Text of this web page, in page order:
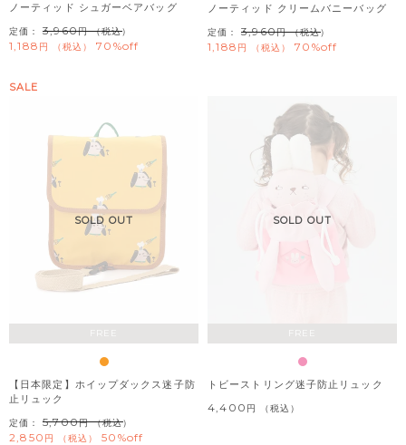
ノーティッド シュガーベアバッグ
定価： 3,960 （税込）
1,188 税込 70%off
ノーティッド クリームバニーバッグ
定価： 3,960 （税込）
1,188 税込 70%off
FREE
SOLD OUT
SALE
【日本限定】ホイップダックス迷子防
止リュック
定価： 5,700 （税込）
2,850 税込 50%off
FREE
SOLD OUT
トビーストリング迷子防止リュック
4,400 税込